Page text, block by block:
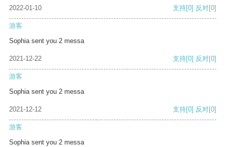
2022-01-10 支持[0] 反对[0]
游客
Sophia sent you 2 messa
2021-12-22 支持[0] 反对[0]
游客
Sophia sent you 2 messa
2021-12-12 支持[0] 反对[0]
游客
Sophia sent you 2 messa